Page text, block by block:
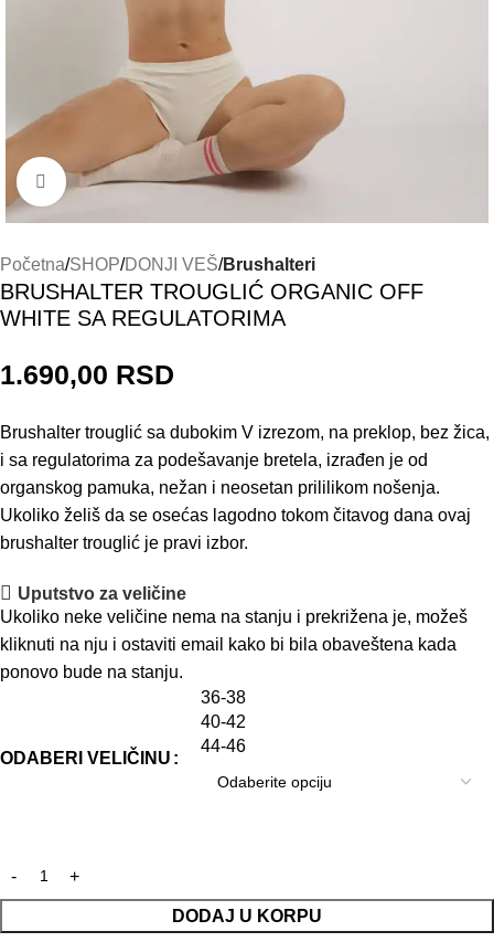
Кликните да бисте увећали
Početna SHOP DONJI VEŠ Brushalteri
BRUSHALTER TROUGLIĆ ORGANIC OFF
WHITE SA REGULATORIMA
1.690,00 RSD
Brushalter trouglić sa dubokim V izrezom, na preklop, bez žica,
i sa regulatorima za podešavanje bretela, izrađen je od
organskog pamuka, nežan i neosetan prililikom nošenja.
Ukoliko želiš da se osećas lagodno tokom čitavog dana ovaj
brushalter trouglić je pravi izbor.
Uputstvo za veličine
Ukoliko neke veličine nema na stanju i prekrižena je, možeš
kliknuti na nju i ostaviti email kako bi bila obaveštena kada
ponovo bude na stanju.
ODABERI VELIČINU
36-38
40-42
44-46
DODAJ U KORPU